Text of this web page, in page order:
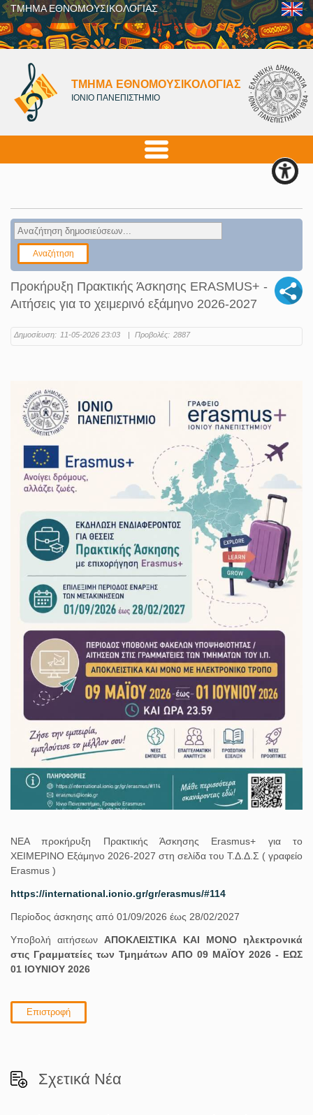
ΤΜΗΜΑ ΕΘΝΟΜΟΥΣΙΚΟΛΟΓΙΑΣ
ΤΜΗΜΑ ΕΘΝΟΜΟΥΣΙΚΟΛΟΓΙΑΣ
ΙΟΝΙΟ ΠΑΝΕΠΙΣΤΗΜΙΟ
Προκήρυξη Πρακτικής Άσκησης ERASMUS+ -
Αιτήσεις για το χειμερινό εξάμηνο 2026-2027
Δημοσίευση: 11-05-2026 23:03 | Προβολές: 2887
ΝΕΑ προκήρυξη Πρακτικής Άσκησης Erasmus+ για το
ΧΕΙΜΕΡΙΝΟ Εξάμηνο 2026-2027 στη σελίδα του Τ.Δ.Δ.Σ ( γραφείο
Erasmus )
https://international.ionio.gr/gr/erasmus/#114
Περίοδος άσκησης από 01/09/2026 έως 28/02/2027
Υποβολή αιτήσεων ΑΠΟΚΛΕΙΣΤΙΚΑ ΚΑΙ ΜΟΝΟ ηλεκτρονικά
στις Γραμματείες των Τμημάτων ΑΠΟ 09 ΜΑΪΟΥ 2026 - ΕΩΣ
01 ΙΟΥΝΙΟΥ 2026
Επιστροφή
Σχετικά Νέα